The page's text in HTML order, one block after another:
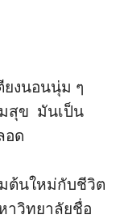
ยงนอนนุ่ม ๆ
สุข  มันเป็น
อด
ต้นใหม่กับชีวิต
าวิทยาลัยชื่อ